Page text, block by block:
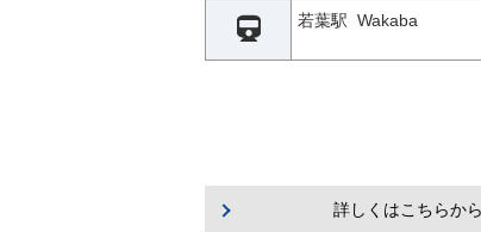
若葉駅 Wakaba
詳しくはこちらから